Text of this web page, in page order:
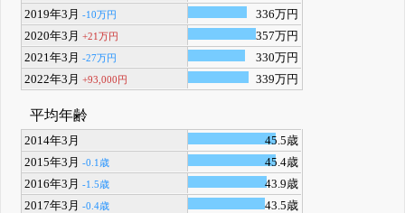
2019年3月-10万円
336万円
2020年3月+21万円
357万円
2021年3月-27万円
330万円
2022年3月+93,000円 339万円
平均年齢
2014年3月
45.5歳
2015年3月-0.1歳
45.4歳
2016年3月-1.5歳
43.9歳
2017年3月-0.4歳
43.5歳